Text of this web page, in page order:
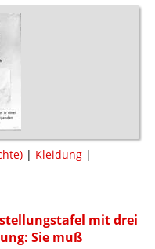
| Kleidung |
mit drei
Sie muß